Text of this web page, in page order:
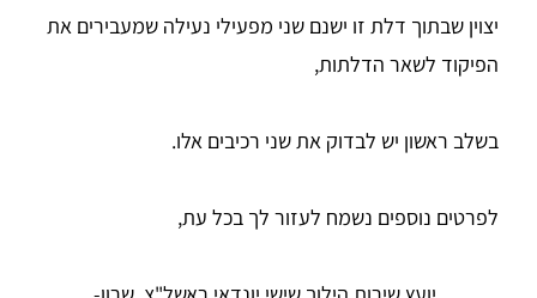
יצוין שבתוך דלת זו ישנם שני מפעילי נעילה שמעבירים את
הפיקוד לשאר הדלתות,
בשלב ראשון יש לבדוק את שני רכיבים אלו.
לפרטים נוספים נשמח לעזור לך בכל עת,